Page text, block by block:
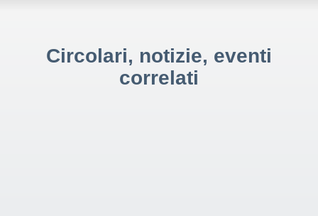
Circolari, notizie, eventi
correlati